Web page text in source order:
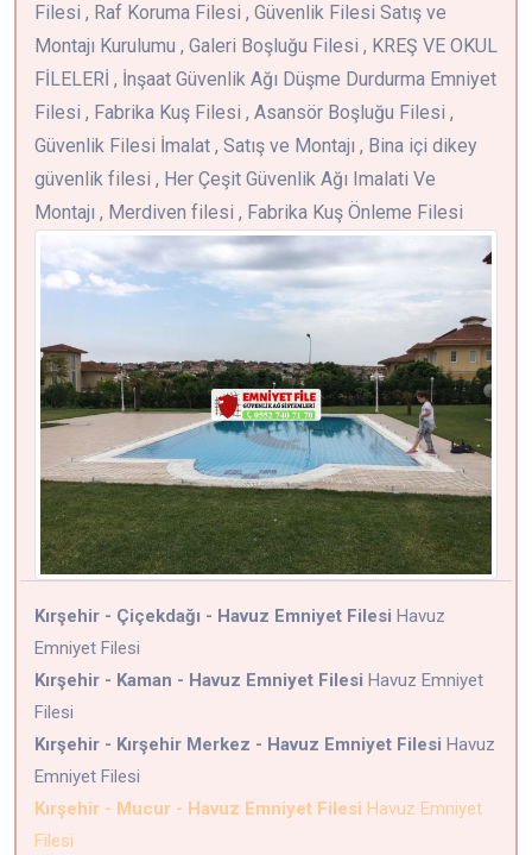
Filesi , Raf Koruma Filesi , Güvenlik Filesi Satış ve
Montajı Kurulumu , Galeri Boşluğu Filesi , KREŞ VE OKUL
FİLELERİ , İnşaat Güvenlik Ağı Düşme Durdurma Emniyet
Filesi , Fabrika Kuş Filesi , Asansör Boşluğu Filesi ,
Güvenlik Filesi İmalat , Satış ve Montajı , Bina içi dikey
güvenlik filesi , Her Çeşit Güvenlik Ağı Imalati Ve
Montajı , Merdiven filesi , Fabrika Kuş Önleme Filesi
Kırşehir - Çiçekdağı - Havuz Emniyet Filesi Havuz
Emniyet Filesi
Kırşehir - Kaman - Havuz Emniyet Filesi Havuz Emniyet
Filesi
Kırşehir - Kırşehir Merkez - Havuz Emniyet Filesi Havuz
Emniyet Filesi
Kırşehir - Mucur - Havuz Emniyet Filesi Havuz Emniyet
Filesi